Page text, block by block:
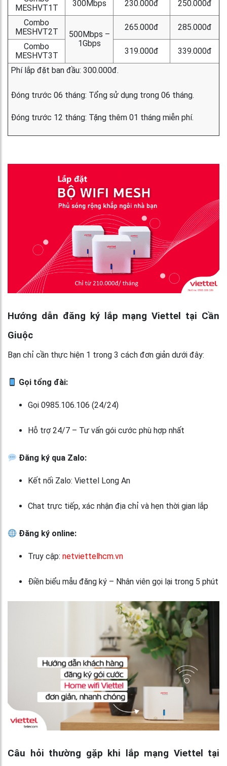
MESHVT1T
300Mbps 230.000đ
250.000đ
Combo
MESHVT2T
500Mbps –
1Gbps
265.000đ
285.000đ
Combo
MESHVT3T
319.000đ
339.000đ
Phí lắp đặt ban đầu: 300.000đ.
Đóng trước 06 tháng: Tổng sử dụng trong 06 tháng.
Đóng trước 12 tháng: Tặng thêm 01 tháng miễn phí.
Hướng dẫn đăng ký lắp mạng Viettel tại Cần
Giuộc
Bạn chỉ cần thực hiện 1 trong 3 cách đơn giản dưới đây:
Gọi tổng đài:
Gọi 0985.106.106 (24/24)
Hỗ trợ 24/7 – Tư vấn gói cước phù hợp nhất
Đăng ký qua Zalo:
Kết nối Zalo: Viettel Long An
Chat trực tiếp, xác nhận địa chỉ và hẹn thời gian lắp
Đăng ký online:
Truy cập: netviettelhcm.vn
Điền biểu mẫu đăng ký – Nhân viên gọi lại trong 5 phút
Câu hỏi thường gặp khi lắp mạng Viettel tại